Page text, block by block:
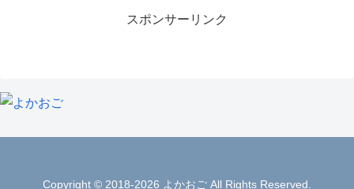
スポンサーリンク
Copyright © 2018-2026 よかおご All Rights Reserved.